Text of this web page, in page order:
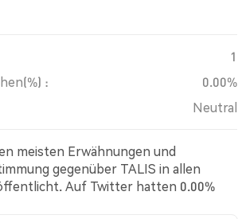
1
:
0.00%
Neutral
meisten Erwähnungen und
gegenüber TALIS in allen
Auf Twitter hatten 0.00%